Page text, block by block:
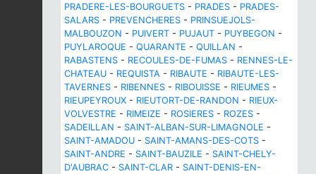
PRADERE-LES-BOURGUETS - PRADES - PRADES-
SALARS - PREVENCHERES - PRINSUEJOLS-
MALBOUZON - PUIVERT - PUJAUT - PUYBEGON -
PUYLAROQUE - QUARANTE - QUILLAN -
RABASTENS - RECOULES-DE-FUMAS - RENNES-LE-
CHATEAU - REQUISTA - RIBAUTE - RIBAUTE-LES-
TAVERNES - RIBENNES - RIBOUISSE - RIEUMES -
RIEUPEYROUX - RIEUTORT-DE-RANDON - RIEUX-
VOLVESTRE - RIMEIZE - ROSIERES - ROZES -
SADEILLAN - SAINT-ALBAN-SUR-LIMAGNOLE -
SAINT-AMADOU - SAINT-AMANS-DES-COTS -
SAINT-ANDRE - SAINT-BAUZILE - SAINT-CHELY-
D'AUBRAC - SAINT-CLAR - SAINT-DENIS-EN-